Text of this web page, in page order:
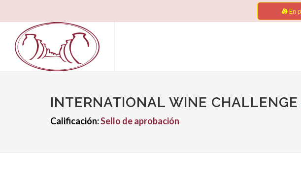
En
INTERNATIONAL WINE CHALLENGE
Calificación:Sello de aprobación